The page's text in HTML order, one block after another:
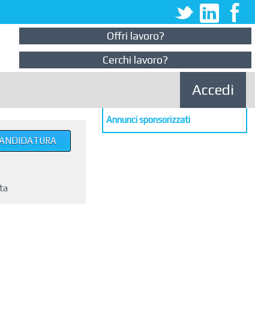
Offri lavoro?
Cerchi lavoro?
Accedi
Annunci sponsorizzati